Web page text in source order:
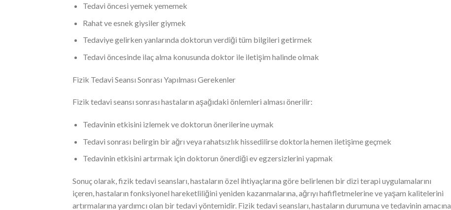
Tedavi öncesi yemek yememek
Rahat ve esnek giysiler giymek
Tedaviye gelirken yanlarında doktorun verdiği tüm bilgileri getirmek
Tedavi öncesinde ilaç alma konusunda doktor ile iletişim halinde olmak
Fizik Tedavi Seansı Sonrası Yapılması Gerekenler
Fizik tedavi seansı sonrası hastaların aşağıdaki önlemleri alması önerilir:
Tedavinin etkisini izlemek ve doktorun önerilerine uymak
Tedavi sonrası belirgin bir ağrı veya rahatsızlık hissedilirse doktorla hemen iletişime geçmek
Tedavinin etkisini artırmak için doktorun önerdiği ev egzersizlerini yapmak
Sonuç olarak, fizik tedavi seansları, hastaların özel ihtiyaçlarına göre belirlenen bir dizi terapi uygulamalarını
içeren, hastaların fonksiyonel hareketliliğini yeniden kazanmalarına, ağrıyı hafifletmelerine ve yaşam kalitelerini
artırmalarına yardımcı olan bir tedavi yöntemidir. Fizik tedavi seansları, hastaların durumuna ve tedavinin amacına